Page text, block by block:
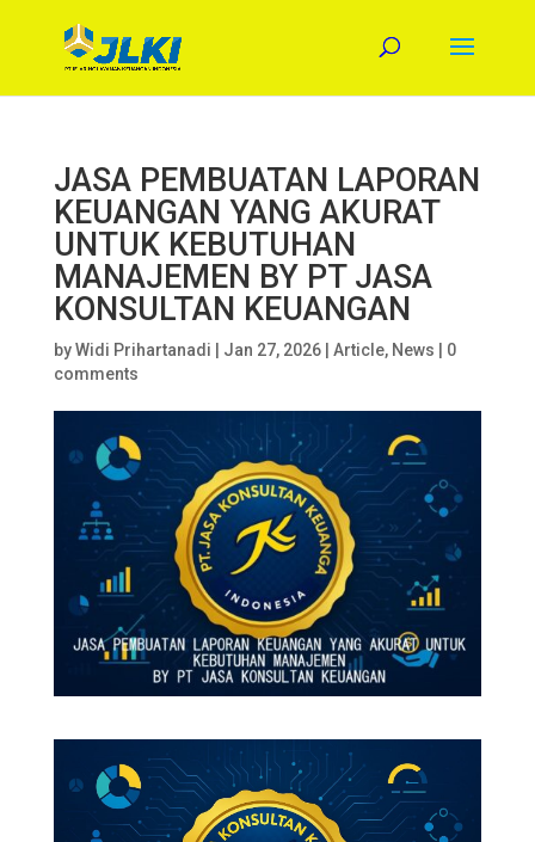
JASA PEMBUATAN LAPORAN
KEUANGAN YANG AKURAT
UNTUK KEBUTUHAN
MANAJEMEN BY PT JASA
KONSULTAN KEUANGAN
byWidi Prihartanadi Jan 27, 2026| Article, News
0
comments